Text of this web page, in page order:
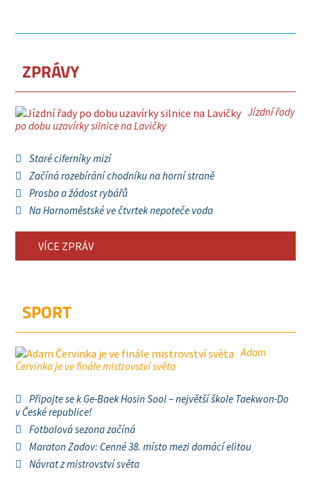
ZPRÁVY
Jízdní řady
po dobu uzavírky silnice na Lavičky
Staré ciferníky mizí
Začíná rozebírání chodníku na horní straně
Prosba a žádost rybářů
Na Hornoměstské ve čtvrtek nepoteče voda
VÍCE ZPRÁV
SPORT
Adam
Červinka je ve finále mistrovství světa
Připojte se k Ge-Baek Hosin Sool – největší škole Taekwon-Do
v České republice!
Fotbalová sezona začíná
Maraton Zadov: Cenné 38. místo mezi domácí elitou
Návrat z mistrovství světa